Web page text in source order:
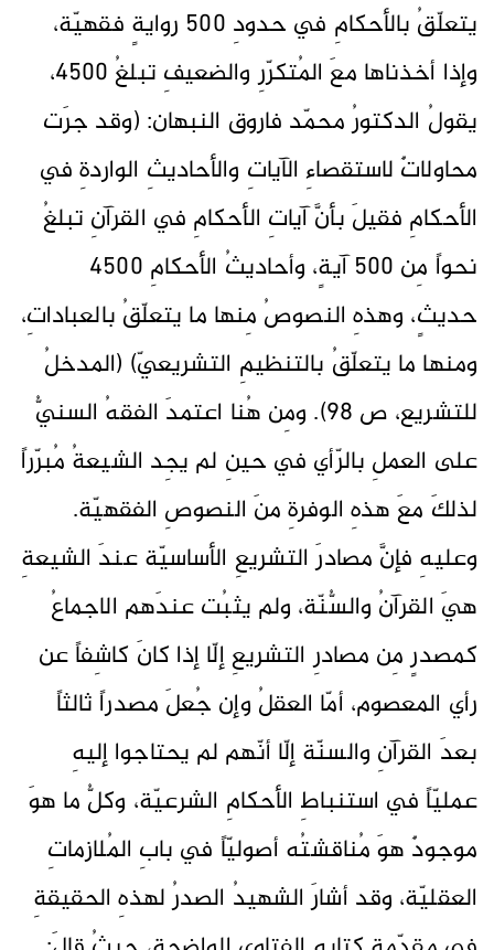
يتعلّقُ بالأحكامِ في حدودِ 500 روايةٍ فقهيّة،
وإذا أخذناها معَ المُتكرّرِ والضعيفِ تبلغُ 4500،
يقولُ الدكتورُ محمّد فاروق النبهان: (وقد جرَت
محاولاتٌ لاستقصاءِ الآياتِ والأحاديثِ الواردةِ في
الأحكامِ فقيلَ بأنَّ آياتِ الأحكامِ في القرآنِ تبلغُ
نحواً مِن 500 آيةٍ، وأحاديثُ الأحكامِ 4500
حديثٍ، وهذهِ النصوصُ مِنها ما يتعلّقُ بالعباداتِ،
ومنها ما يتعلّقُ بالتنظيمِ التشريعيّ) (المدخلُ
للتشريع، ص 98). ومِن هُنا اعتمدَ الفقهُ السنيُّ
على العملِ بالرّأي في حينِ لم يجِد الشيعةُ مُبرّراً
لذلكَ معَ هذهِ الوفرةِ منَ النصوصِ الفقهيّة.
وعليهِ فإنَّ مصادرَ التشريعِ الأساسيّة عندَ الشيعةِ
هيَ القرآنُ والسُّنّة، ولم يثبُت عندَهم الاجماعُ
كمصدرٍ مِن مصادرِ التشريعِ إلّا إذا كانَ كاشِفاً عن
رأي المعصوم، أمّا العقلُ وإن جُعلَ مصدراً ثالثاً
بعدَ القرآنِ والسنّة إلّا أنّهم لم يحتاجوا إليهِ
عمليّاً في استنباطِ الأحكامِ الشرعيّة، وكلُّ ما هوَ
موجودٌ هوَ مُناقشتُه أصوليّاً في بابِ المُلازماتِ
العقليّة، وقد أشارَ الشهيدُ الصدرُ لهذهِ الحقيقةِ